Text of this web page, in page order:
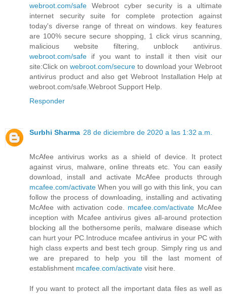
webroot.com/safe Webroot cyber security is a ultimate
internet security suite for complete protection against
today's diverse range of threat on windows. key features
are 100% secure secure shopping, 1 click virus scanning,
malicious website filtering, unblock antivirus.
webroot.com/safe if you want to install it then visit our
site:Click on webroot.com/secure to download your Webroot
antivirus product and also get Webroot Installation Help at
webroot.com/safe.Webroot Support Help.
Responder
Surbhi Sharma 28 de diciembre de 2020 a las 1:32 a.m.
McAfee antivirus works as a shield of device. It protect
against virus, malware, online threats etc. You can easily
download, install and activate McAfee products through
mcafee.com/activate When you will go with this link, you can
follow the process of downloading, installing and activating
McAfee with activation code. mcafee.com/activate McAfee
inception with Mcafee antivirus gives all-around protection
blocking all the bothersome perils, malware disease which
can hurt your PC.Introduce mcafee antivirus in your PC with
high class experts and best tech group. Simply ring us and
we are prepared to help you till the last moment of
establishment mcafee.com/activate visit here.
If you want to protect all the important data files as well as